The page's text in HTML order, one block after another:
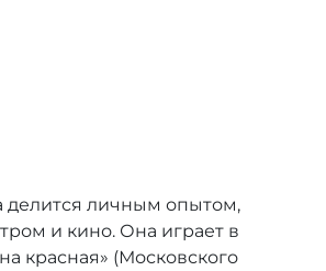
личным опытом,
и кино. Она играет в
красная» (Московского